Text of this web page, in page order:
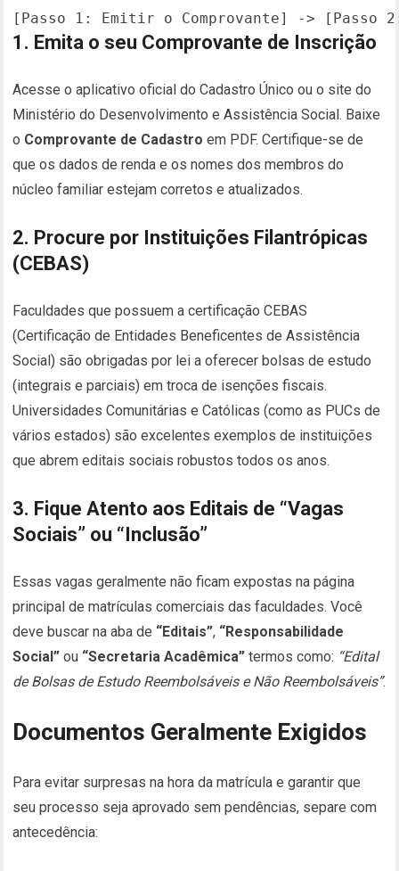
1. Emita o seu Comprovante de Inscrição
Acesse o aplicativo oficial do Cadastro Único ou o site do
Ministério do Desenvolvimento e Assistência Social. Baixe
o Comprovante de Cadastro em PDF. Certifique-se de
que os dados de renda e os nomes dos membros do
núcleo familiar estejam corretos e atualizados.
2. Procure por Instituições Filantrópicas
(CEBAS)
Faculdades que possuem a certificação CEBAS
(Certificação de Entidades Beneficentes de Assistência
Social) são obrigadas por lei a oferecer bolsas de estudo
(integrais e parciais) em troca de isenções fiscais.
Universidades Comunitárias e Católicas (como as PUCs de
vários estados) são excelentes exemplos de instituições
que abrem editais sociais robustos todos os anos.
3. Fique Atento aos Editais de “Vagas
Sociais” ou “Inclusão”
Essas vagas geralmente não ficam expostas na página
principal de matrículas comerciais das faculdades. Você
deve buscar na aba de “Editais”, “Responsabilidade
Social” ou “Secretaria Acadêmica” termos como: “Edital
de Bolsas de Estudo Reembolsáveis e Não Reembolsáveis”.
Documentos Geralmente Exigidos
Para evitar surpresas na hora da matrícula e garantir que
seu processo seja aprovado sem pendências, separe com
antecedência: